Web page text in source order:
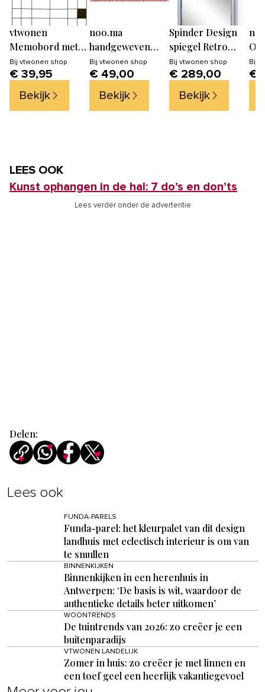
vtwonen
Memobord met
Draad - Fotorek -
Wandrooster -
Zwart wandrek-
60x105cm
Bij vtwonen shop
€ 39,95
Bekijk
noo.ma
handgeweven
katoenen deurmat
50-70 cm -
terracotta, lila &
geel
Bij vtwonen shop
€ 49,00
Bekijk
Spinder Design
spiegel Retro
Spiegel - Groovy
Chrome - 3 haken
Bij vtwonen shop
€ 289,00
Bekijk
Bij
€
LEES OOK
Kunst ophangen in de hal: 7 do’s en don’ts
Lees verder onder de advertentie
Delen:
Lees ook
FUNDA-PARELS
Funda-parel: het kleurpalet van dit design
landhuis met eclectisch interieur is om van
te smullen
BINNENKIJKEN
Binnenkijken in een herenhuis in
Antwerpen: ‘De basis is wit, waardoor de
authentieke details beter uitkomen’
WOONTRENDS
De tuintrends van 2026: zo creëer je een
buitenparadijs
VTWONEN LANDELIJK
Zomer in huis: zo creëer je met linnen en
een toef geel een heerlijk vakantiegevoel